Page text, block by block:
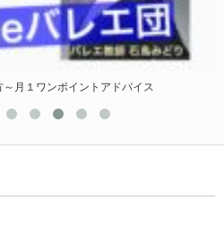
月１ワンポイントアドバイス